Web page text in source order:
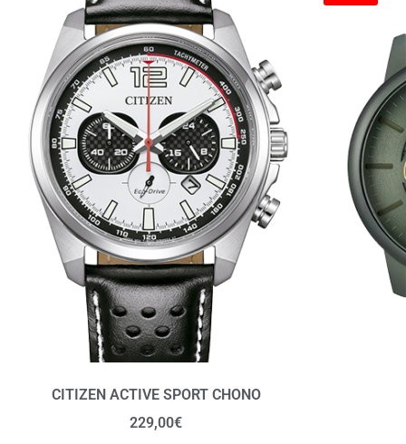
CITIZEN ACTIVE SPORT CHONO
229,00€